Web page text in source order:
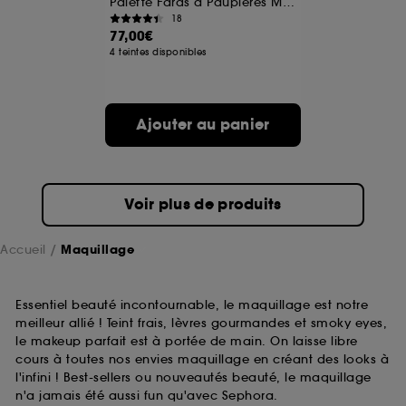
18
77,00€
4 teintes disponibles
Ajouter au panier
Voir plus de produits
Accueil Maquillage
Essentiel beauté incontournable, le maquillage est notre
meilleur allié ! Teint frais, lèvres gourmandes et smoky eyes,
le makeup parfait est à portée de main. On laisse libre
cours à toutes nos envies maquillage en créant des looks à
l'infini ! Best-sellers ou nouveautés beauté, le maquillage
n'a jamais été aussi fun qu'avec Sephora.
A l'exception des cookies techniques, le dépôt et la
lecture de ces traceurs requiert votre accord. Vous
choix" ci-dessous ou décider de "tout accepter".
Sephora pourra associer les informations de
navigation collectées par ces Cookies, pour les
sur "continuer sans accepter". Voous pouvez à tout
moment choisir de retirer votrte consentement. Si vous
souhaitez obtenir plus d'information sur les cookies